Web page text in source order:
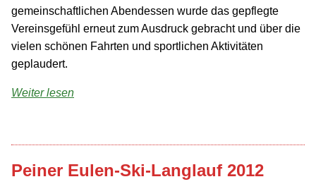
gemeinschaftlichen Abendessen wurde das gepflegte
Vereins­gefühl erneut zum Ausdruck gebracht und über die
vielen schönen Fahrten und sportlichen Aktivitäten
geplaudert.
Weiter lesen
Peiner Eulen-Ski-Langlauf 2012